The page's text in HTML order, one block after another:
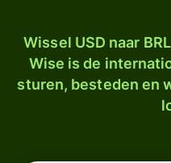
Wissel USD naar
Wise is de
sturen, besteden en